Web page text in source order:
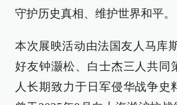
守护历史真相、维护世界和平。
本次展映活动由法国友人马库
好友钟灏松、白士杰三人共同
人长期致力于日军侵华战争史